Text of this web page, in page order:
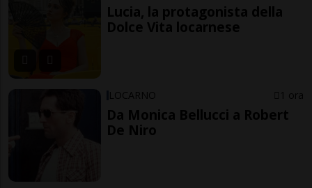
Lucia, la protagonista della
Dolce Vita locarnese
LOCARNO 1 ora
Da Monica Bellucci a Robert
De Niro